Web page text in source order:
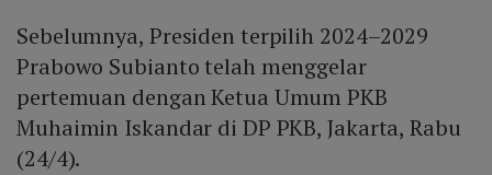
Sebelumnya, Presiden terpilih 2024–2029
Prabowo Subianto telah menggelar
pertemuan dengan Ketua Umum PKB
Muhaimin Iskandar di DP PKB, Jakarta, Rabu
(24/4).